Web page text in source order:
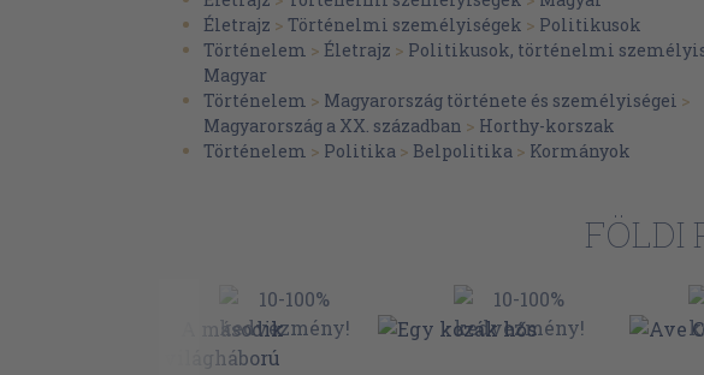
Ki volt hát Gömbös Gyula? 166
Tört tükör 177
Névmutató 187
Felhasznált irodalom 197
Életrajz > Történelmi személyiségek > Politikusok
Történelem > Életrajz > Politikusok, történelmi
Magyar
Történelem > Magyarország története és személyiségei >
Magyarország a XX. században > Horthy-korszak
Történelem > Politika > Belpolitika > Kormányok
FÖLDI